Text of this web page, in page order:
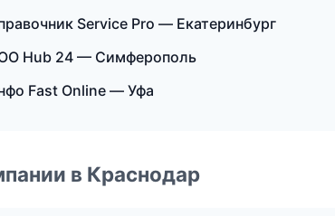
Service Pro — Екатеринбург
Hub 24 — Симферополь
Fast Online — Уфа
в Краснодар